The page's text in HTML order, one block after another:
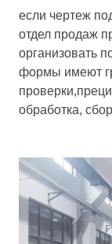
если чертеж
отдел продаж
организовать
формы имеют
обработка,